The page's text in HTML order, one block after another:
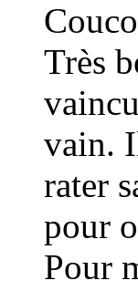
Très
vain.
rater
pour
Pour